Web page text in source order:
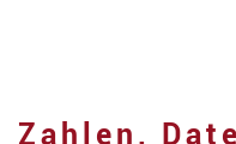
Zahlen,